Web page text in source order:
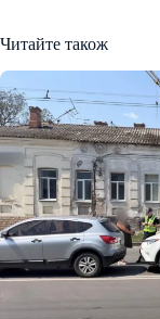
Читайте також